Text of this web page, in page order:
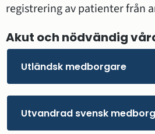
registrering av patienter från
Akut och nödvändig
Utländsk medborgare
Utvandrad svensk